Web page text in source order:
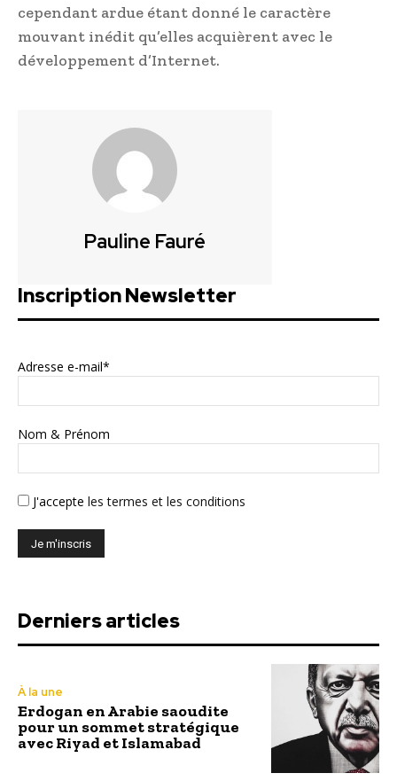
cependant ardue étant donné le caractère
mouvant inédit qu’elles acquièrent avec le
développement d’Internet.
Pauline Fauré
Inscription Newsletter
Adresse e-mail*
Nom & Prénom
J'accepte les termes et les conditions
Derniers articles
À la une
Erdogan en Arabie saoudite
pour un sommet stratégique
avec Riyad et Islamabad